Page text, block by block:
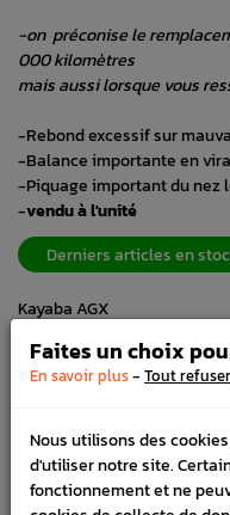
-on préconise le
000 kilomètres
mais aussi lorsque vous
-Rebond excessif sur
-Balance importante en
-Piquage important du nez
-vendu à l'unité
Derniers articles en
Kayaba AGX
- +
AJOUTER AU PANIER
Faites un choix
En savoir plus- Tout refuser
Nous utilisons des
d'utiliser notre site.
fonctionnement et ne